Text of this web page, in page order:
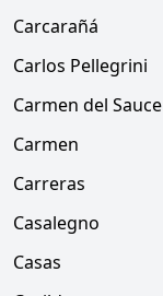
Carcarañá
Carlos Pellegrini
Carmen del Sauce
Carmen
Carreras
Casalegno
Casas